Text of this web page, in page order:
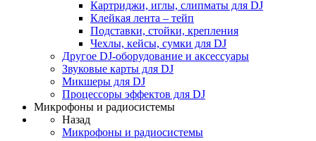
Картриджи, иглы, слипматы для DJ
Клейкая лента – тейп
Подставки, стойки, крепления
Чехлы, кейсы, сумки для DJ
Другое DJ-оборудование и аксессуары
Звуковые карты для DJ
Микшеры для DJ
Процессоры эффектов для DJ
Микрофоны и радиосистемы
Назад
Микрофоны и радиосистемы